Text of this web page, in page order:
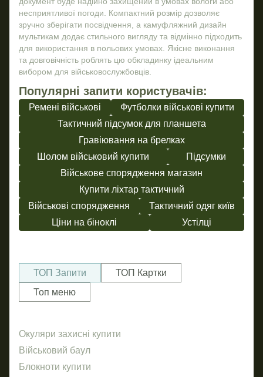
несприятливої погоди. Компактний розмір дозволяє
зручно зберігати посвідчення, а камуфляжний дизайн
мультикам додає стильного вигляду та відмінно підходить
для використання в польових умовах. Якісне виконання
та довговічність роблять цю обкладинку ідеальним
вибором для військовослужбовців.
Популярні запити користувачів:
Ремені військові
Футболки військові купити
Тактичний підсумок для планшета
Гравіювання на брелках
Шолом військовий купити
Підсумки
Військове спорядження магазин
Купити ліхтар тактичний
Військові спорядження
Тактичний одяг київ
Ціни на біноклі
Устілці
ТОП Запити
ТОП Картки
Топ меню
Окуляри захисні купити
Військовий баул
Блокноти купити